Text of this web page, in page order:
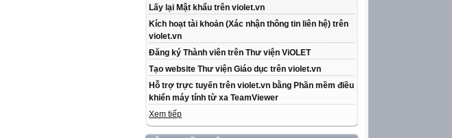
Lấy lại Mật khẩu trên violet.vn
Kích hoạt tài khoản (Xác nhận thông tin liên hệ) trên
violet.vn
Đăng ký Thành viên trên Thư viện ViOLET
Tạo website Thư viện Giáo dục trên violet.vn
Hỗ trợ trực tuyến trên violet.vn bằng Phần mềm điều
khiển máy tính từ xa TeamViewer
Xem tiếp